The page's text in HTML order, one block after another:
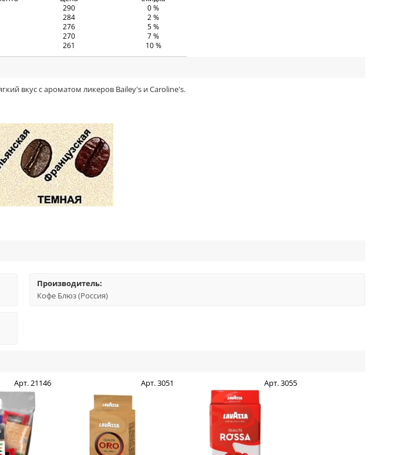
290
0 %
284
2 %
276
5 %
270
7 %
261 10 %
вкус с ароматом ликеров Bailey's и Caroline's.
Производитель:
Кофе Блюз (Россия)
Арт. 21146 Арт. 3051 Арт. 3055